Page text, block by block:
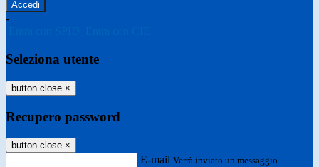
-
Seleziona utente
button close ×
Recupero password
button close ×
E-mail Verrà inviato un messaggio